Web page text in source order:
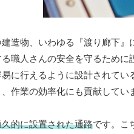
造物、いわゆる『渡り廊下』
職人さんの安全を守るため
に行えるように設計されて
作業の効率化にも貢献してい
的に設置された通路です。こ